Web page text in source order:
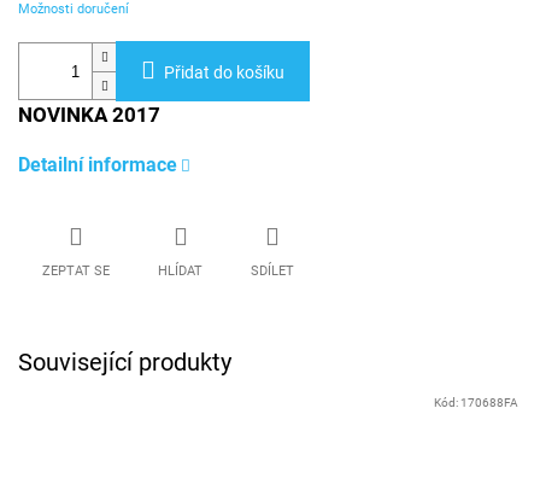
Možnosti doručení
Přidat do košíku
NOVINKA 2017
Detailní informace
ZEPTAT SE HLÍDAT SDÍLET
Související produkty
Kód: 170688FA